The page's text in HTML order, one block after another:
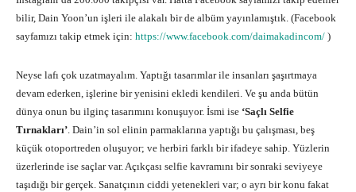
bilir, Dain Yoon’un işleri ile alakalı bir de albüm yayınlamıştık. (Facebook
sayfamızı takip etmek için: https://www.facebook.com/daimakadincom/ )
Neyse lafı çok uzatmayalım. Yaptığı tasarımlar ile insanları şaşırtmaya
devam ederken, işlerine bir yenisini ekledi kendileri. Ve şu anda bütün
dünya onun bu ilginç tasarımını konuşuyor. İsmi ise ‘Saçlı Selfie
Tırnakları’ . Dain’in sol elinin parmaklarına yaptığı bu çalışması, beş
küçük otoportreden oluşuyor; ve herbiri farklı bir ifadeye sahip. Yüzlerin
üzerlerinde ise saçlar var. Açıkçası selfie kavramını bir sonraki seviyeye
taşıdığı bir gerçek. Sanatçının ciddi yetenekleri var; o ayrı bir konu fakat